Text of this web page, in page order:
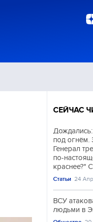
СЕЙЧАС
под огнём.
Генерал
по-
краснее?"
Статьи 24
ВСУ
людьми в